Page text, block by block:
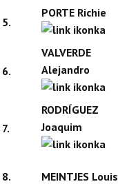
5.
PORTE Richie
6.
VALVERDE
Alejandro
7.
RODRÍGUEZ
Joaquim
8. MEINTJES Louis